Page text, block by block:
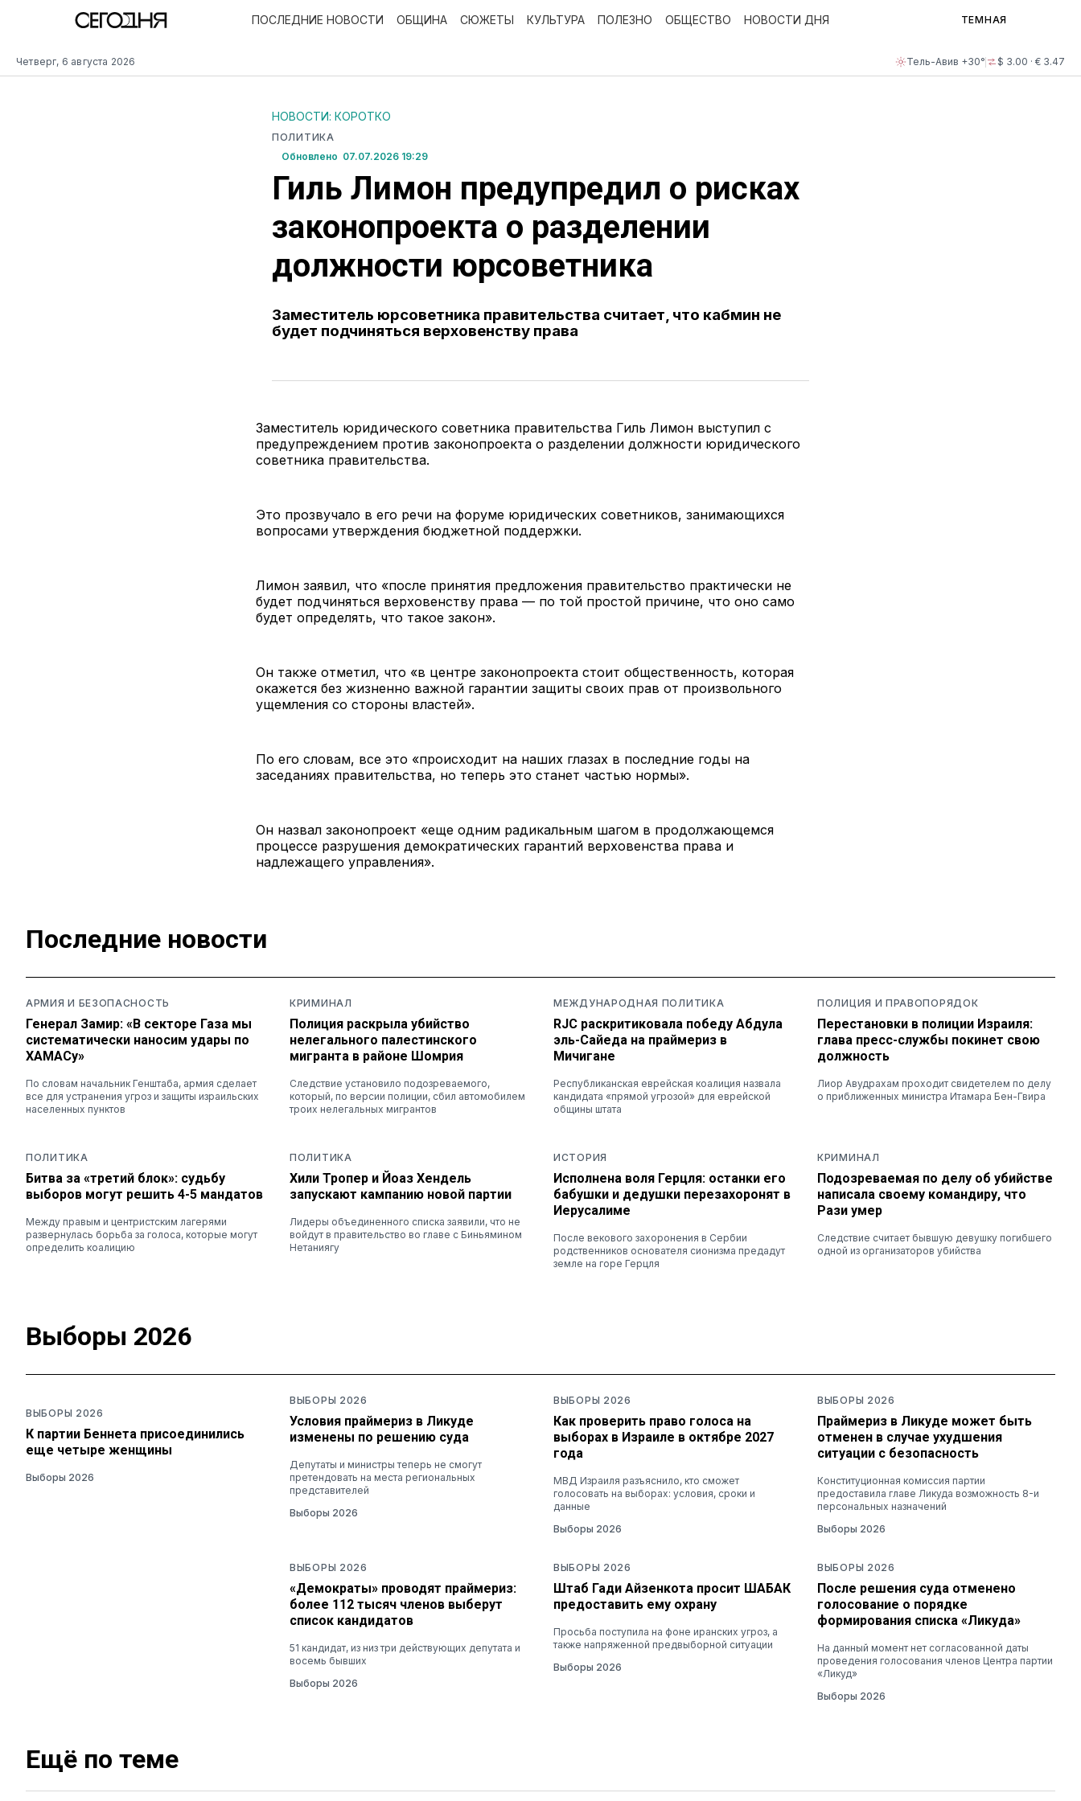
Четверг, 6 августа 2026 Тель-Авив +30° $ 3.00 · € 3.47
ПОСЛЕДНИЕ НОВОСТИ ОБЩИНА СЮЖЕТЫ КУЛЬТУРА ПОЛЕЗНО ОБЩЕСТВО НОВОСТИ ДНЯ ТЕМНАЯ
НОВОСТИ: КОРОТКО
ПОЛИТИКА
Обновлено 07.07.2026 19:29
Гиль Лимон предупредил о рисках
законопроекта о разделении
должности юрсоветника
Заместитель юрсоветника правительства считает, что кабмин не
будет подчиняться верховенству права
Заместитель юридического советника правительства Гиль Лимон выступил с
предупреждением против законопроекта о разделении должности юридического
советника правительства.
Это прозвучало в его речи на форуме юридических советников, занимающихся
вопросами утверждения бюджетной поддержки.
Лимон заявил, что «после принятия предложения правительство практически не
будет подчиняться верховенству права — по той простой причине, что оно само
будет определять, что такое закон».
Он также отметил, что «в центре законопроекта стоит общественность, которая
окажется без жизненно важной гарантии защиты своих прав от произвольного
ущемления со стороны властей».
По его словам, все это «происходит на наших глазах в последние годы на
заседаниях правительства, но теперь это станет частью нормы».
Он назвал законопроект «еще одним радикальным шагом в продолжающемся
процессе разрушения демократических гарантий верховенства права и
надлежащего управления».
Последние новости
АРМИЯ И БЕЗОПАСНОСТЬ
Генерал Замир: «В секторе Газа мы
систематически наносим удары по
ХАМАСу»
По словам начальник Генштаба, армия сделает
все для устранения угроз и защиты израильских
населенных пунктов
КРИМИНАЛ
Полиция раскрыла убийство
нелегального палестинского
мигранта в районе Шомрия
Следствие установило подозреваемого,
который, по версии полиции, сбил автомобилем
троих нелегальных мигрантов
МЕЖДУНАРОДНАЯ ПОЛИТИКА
RJC раскритиковала победу Абдула
эль-Сайеда на праймериз в
Мичигане
Республиканская еврейская коалиция назвала
кандидата «прямой угрозой» для еврейской
общины штата
ПОЛИЦИЯ И ПРАВОПОРЯДОК
Перестановки в полиции Израиля:
глава пресс-службы покинет свою
должность
Лиор Авудрахам проходит свидетелем по делу
о приближенных министра Итамара Бен-Гвира
ПОЛИТИКА
Битва за «третий блок»: судьбу
выборов могут решить 4-5 мандатов
Между правым и центристским лагерями
развернулась борьба за голоса, которые могут
определить коалицию
ПОЛИТИКА
Хили Тропер и Йоаз Хендель
запускают кампанию новой партии
Лидеры объединенного списка заявили, что не
войдут в правительство во главе с Биньямином
Нетаниягу
ИСТОРИЯ
Исполнена воля Герцля: останки его
бабушки и дедушки перезахоронят в
Иерусалиме
После векового захоронения в Сербии
родственников основателя сионизма предадут
земле на горе Герцля
КРИМИНАЛ
Подозреваемая по делу об убийстве
написала своему командиру, что
Рази умер
Следствие считает бывшую девушку погибшего
одной из организаторов убийства
Выборы 2026
ВЫБОРЫ 2026
К партии Беннета присоединились
еще четыре женщины
Выборы 2026
ВЫБОРЫ 2026
Условия праймериз в Ликуде
изменены по решению суда
Депутаты и министры теперь не смогут
претендовать на места региональных
представителей
Выборы 2026
ВЫБОРЫ 2026
Как проверить право голоса на
выборах в Израиле в октябре 2027
года
МВД Израиля разъяснило, кто сможет
голосовать на выборах: условия, сроки и
данные
Выборы 2026
ВЫБОРЫ 2026
Праймериз в Ликуде может быть
отменен в случае ухудшения
ситуации с безопасность
Конституционная комиссия партии
предоставила главе Ликуда возможность 8-и
персональных назначений
Выборы 2026
ВЫБОРЫ 2026
«Демократы» проводят праймериз:
более 112 тысяч членов выберут
список кандидатов
51 кандидат, из низ три действующих депутата и
восемь бывших
Выборы 2026
ВЫБОРЫ 2026
Штаб Гади Айзенкота просит ШАБАК
предоставить ему охрану
Просьба поступила на фоне иранских угроз, а
также напряженной предвыборной ситуации
Выборы 2026
ВЫБОРЫ 2026
После решения суда отменено
голосование о порядке
формирования списка «Ликуда»
На данный момент нет согласованной даты
проведения голосования членов Центра партии
«Ликуд»
Выборы 2026
Ещё по теме